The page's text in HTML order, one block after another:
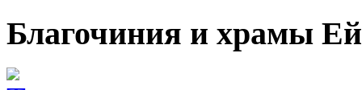
Благочиния и храмы